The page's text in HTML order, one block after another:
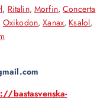
, Ritalin,Morfin,Concerta
Oxikodon,Xanax, Ksalol,
bastasvenska-